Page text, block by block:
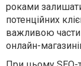
роками
потенційних
важливою
онлайн-